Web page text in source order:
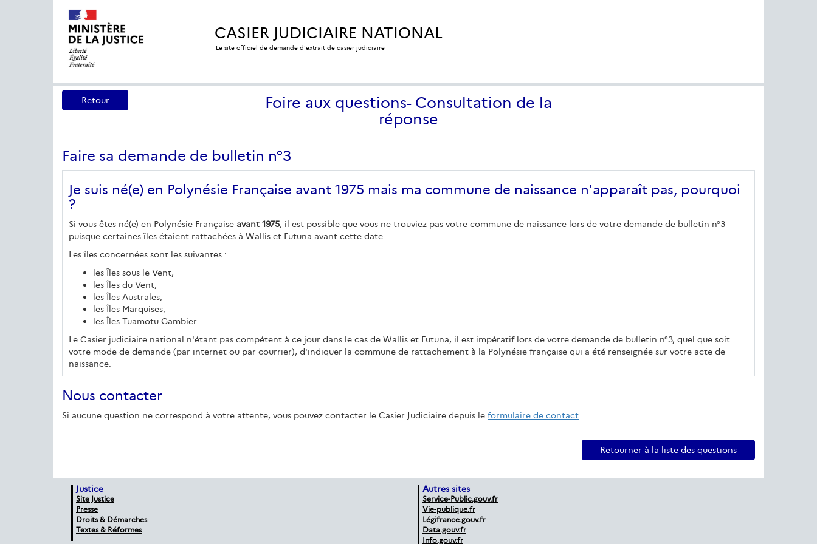
CASIER JUDICIAIRE NATIONAL
Le site officiel de demande d'extrait de casier judiciaire
Retour
Foire aux questions- Consultation de la
réponse
Faire sa demande de bulletin n°3
Je suis né(e) en Polynésie Française avant 1975 mais ma commune de naissance n'apparaît pas, pourquoi
?
Si vous êtes né(e) en Polynésie Française avant 1975, il est possible que vous ne trouviez pas votre commune de naissance lors de votre demande de bulletin n°3
puisque certaines îles étaient rattachées à Wallis et Futuna avant cette date.
Les îles concernées sont les suivantes :
les Îles sous le Vent,
les Îles du Vent,
les Îles Australes,
les Îles Marquises,
les Îles Tuamotu-Gambier.
Le Casier judiciaire national n'étant pas compétent à ce jour dans le cas de Wallis et Futuna, il est impératif lors de votre demande de bulletin n°3, quel que soit
votre mode de demande (par internet ou par courrier), d'indiquer la commune de rattachement à la Polynésie française qui a été renseignée sur votre acte de
naissance.
Nous contacter
Si aucune question ne correspond à votre attente, vous pouvez contacter le Casier Judiciaire depuis le formulaire de contact
Retourner à la liste des questions
Justice
Site Justice
Presse
Droits & Démarches
Textes & Réformes
Autres sites
Service-Public.gouv.fr
Vie-publique.fr
Légifrance.gouv.fr
Data.gouv.fr
Info.gouv.fr